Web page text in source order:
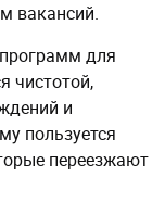
вакансий.
для
чистотой,
и
пользуется
переезжают